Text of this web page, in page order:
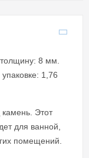
8 мм.
1,76
Этот
для ванной,
помещений.